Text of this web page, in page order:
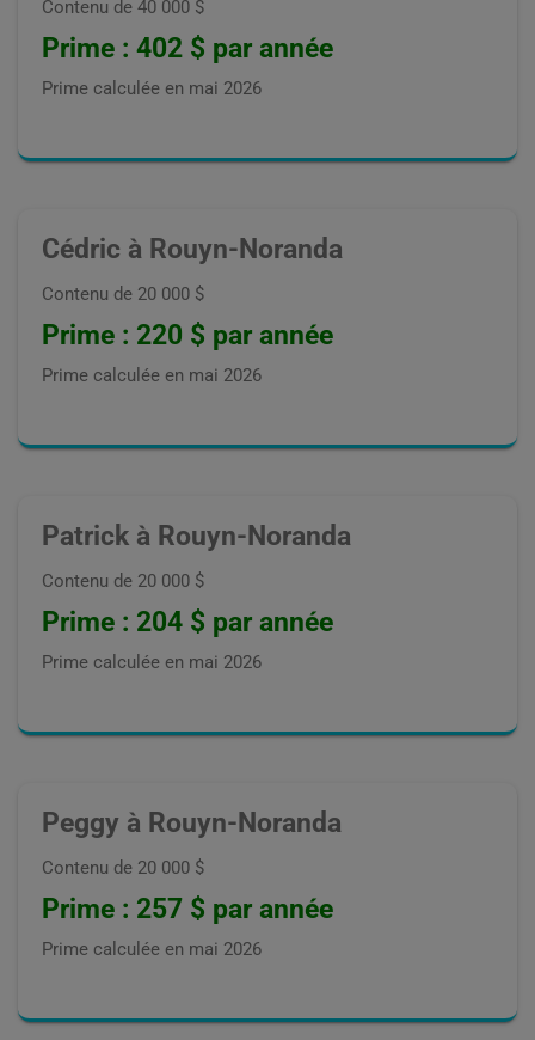
Contenu de 40 000 $
Prime : 402 $ par année
Prime calculée en mai 2026
Cédric à Rouyn-Noranda
Contenu de 20 000 $
Prime : 220 $ par année
Prime calculée en mai 2026
Patrick à Rouyn-Noranda
Contenu de 20 000 $
Prime : 204 $ par année
Prime calculée en mai 2026
Peggy à Rouyn-Noranda
Contenu de 20 000 $
Prime : 257 $ par année
Prime calculée en mai 2026